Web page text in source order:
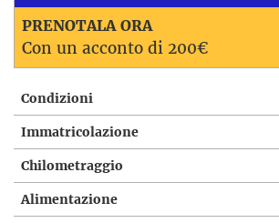
PRENOTALA ORA
Con un acconto di 200€
Condizioni
Immatricolazione
Chilometraggio
Alimentazione